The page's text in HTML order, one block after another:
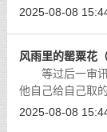
编码『跑』错了
2025-08-08
风雨里的罂粟花
等过后一审讯
他自己给自己取
人，无业。此人
2025-08-08